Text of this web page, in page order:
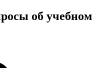
об учебном